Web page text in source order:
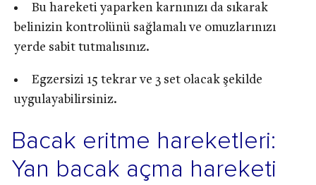
Bu hareketi yaparken karnınızı da sıkarak
belinizin kontrolünü sağlamalı ve omuzlarınızı
yerde sabit tutmalısınız.
Egzersizi 15 tekrar ve 3 set olacak şekilde
uygulayabilirsiniz.
Bacak eritme hareketleri:
Yan bacak açma hareketi